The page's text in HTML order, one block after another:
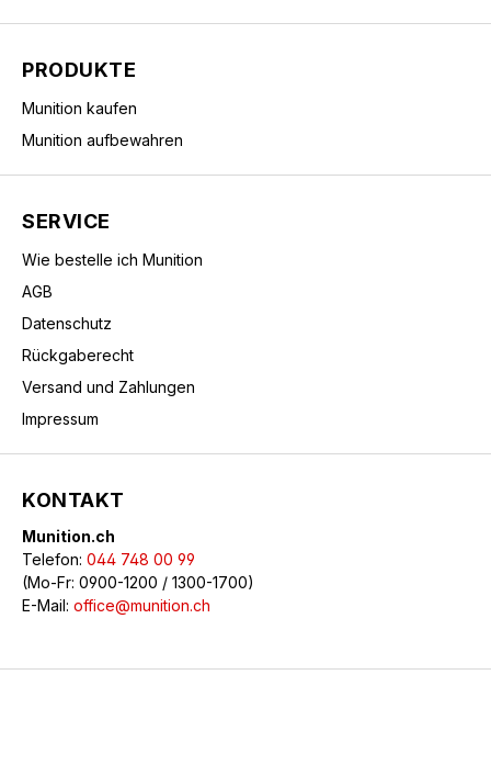
PRODUKTE
Munition kaufen
Munition aufbewahren
SERVICE
Wie bestelle ich Munition
AGB
Datenschutz
Rückgaberecht
Versand und Zahlungen
Impressum
KONTAKT
Munition.ch
Telefon: 044 748 00 99
(Mo-Fr: 0900-1200 / 1300-1700)
E-Mail: office@munition.ch